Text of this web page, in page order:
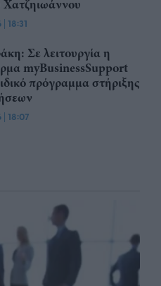
Χατζηιωάννου
| 18:31
Σε λειτουργία η
myBusinessSupport
πρόγραμμα στήριξης
| 18:07